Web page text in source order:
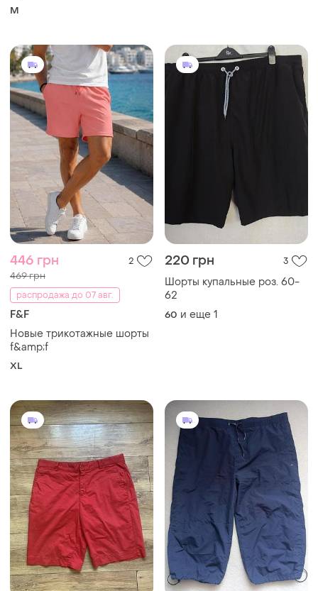
M
446 грн 2
469 грн
распродажа до 07 авг.
F&F
Новые трикотажные шорты
f&amp;f
XL
220 грн 3
Шорты купальные роз. 60-
62
60 и еще 1